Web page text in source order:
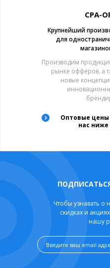
CPA-
Крупнейший
для
Производим
рынке офферов, а
новые
Оптовые цены
нас
Чтобы узнавать о
скидках и
нашу